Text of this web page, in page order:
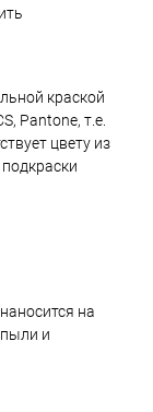
краской
Pantone, т.е.
цвету из
на
и